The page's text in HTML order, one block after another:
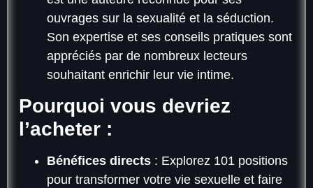
ouvrages sur la sexualité et la séduction.
Son expertise et ses conseils pratiques sont
appréciés par de nombreux lecteurs
souhaitant enrichir leur vie intime.
Pourquoi vous devriez
l’acheter :
Bénéfices directs : Explorez 101 positions
pour transformer votre vie sexuelle et faire